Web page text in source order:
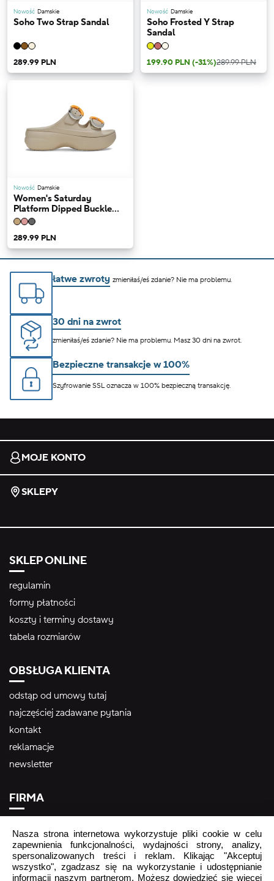
Nowość Damskie
Soho Two Strap Sandal
289.99 PLN
Nowość Damskie
Soho Frosted Y Strap
Sandal
199.90 PLN (-31%)289.99 PLN
Nowość Damskie
Women's Saturday
Platform Dipped Buckle
Sandal
289.99 PLN
łatwe zwroty zmieniłaś/eś zdanie? Nie ma problemu.
30 dni na zwrot
zmieniłaś/eś zdanie? Nie ma problemu. Masz 30 dni na zwrot.
Bezpieczne transakcje w 100%
Szyfrowanie SSL oznacza w 100% bezpieczną transakcję.
MOJE KONTO
SKLEPY
SKLEP ONLINE
regulamin
formy płatności
koszty i terminy dostawy
tabela rozmiarów
OBSŁUGA KLIENTA
odstąp od umowy tutaj
najczęściej zadawane pytania
kontakt
reklamacje
newsletter
FIRMA
informacja o przetwarzaniu danych osobowych
podmiot odpowiedzialny za bezpieczeństwo produktu
Regulamin wykorzystania treści użytkownika – #yescrocs
Nasza strona internetowa wykorzystuje pliki cookie w celu
zapewnienia funkcjonalności, wydajności strony, analizy,
spersonalizowanych treści i reklam. Klikając "Akceptuj
wszystko", zgadzasz się na wykorzystanie i udostępnianie
informacji naszym partnerom. Możesz dowiedzieć się więcej